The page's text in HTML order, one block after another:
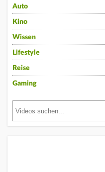
Auto
Kino
Wissen
Lifestyle
Reise
Gaming